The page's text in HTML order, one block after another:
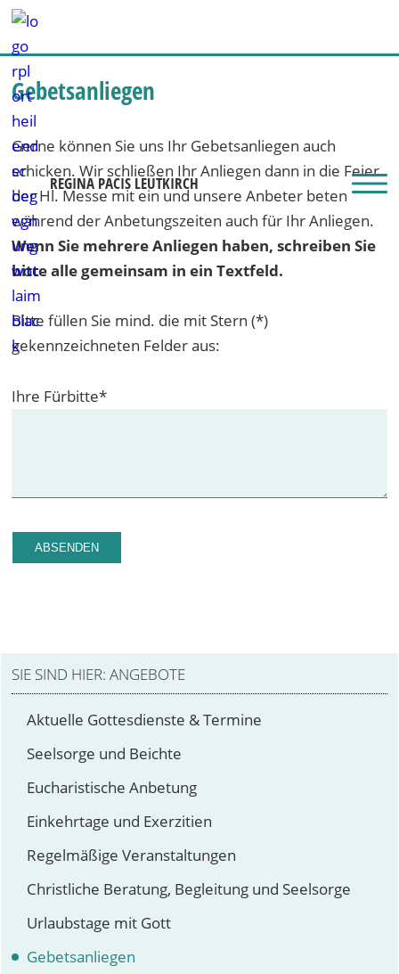
REGINA PACIS LEUTKIRCH
ANGEBOTE
Aktuelle Gottesdienste & Termine
Seelsorge und Beichte
Eucharistische Anbetung
Einkehrtage und Exerzitien
Regelmäßige Veranstaltungen
Christliche Beratung, Begleitung und Seelsorge
Urlaubstage mit Gott
Gebetsanliegen
Gebetsanliegen
Gerne können Sie uns Ihr Gebetsanliegen auch
schicken. Wir schließen Ihr Anliegen dann in die Feier
der Hl. Messe mit ein und unsere Anbeter beten
während der Anbetungszeiten auch für Ihr Anliegen.
Wenn Sie mehrere Anliegen haben, schreiben Sie
bitte alle gemeinsam in ein Textfeld.
Bitte füllen Sie mind. die mit Stern (*)
gekennzeichneten Felder aus:
Ihre Fürbitte*
ABSENDEN